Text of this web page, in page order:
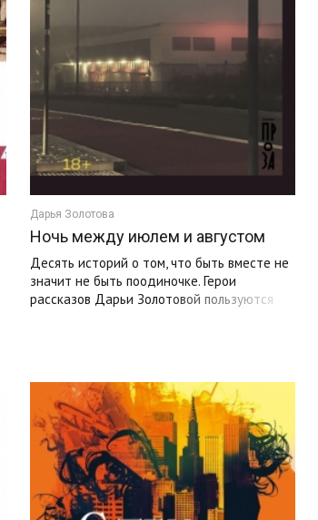
Дарья Золотова
Ночь между июлем и августом
Десять историй о том, что быть вместе не
значит не быть поодиночке. Герои
рассказов Дарьи Золотовой пользуются